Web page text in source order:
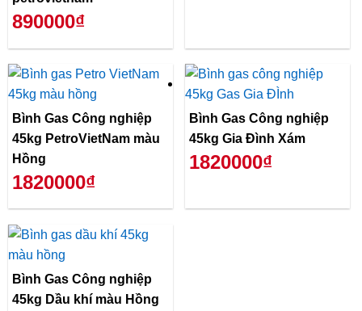
890000₫
Bình Gas Công nghiệp
45kg PetroVietNam màu
Hồng
1820000₫
Bình Gas Công nghiệp
45kg Gia Đình Xám
1820000₫
Bình Gas Công nghiệp
45kg Dầu khí màu Hồng